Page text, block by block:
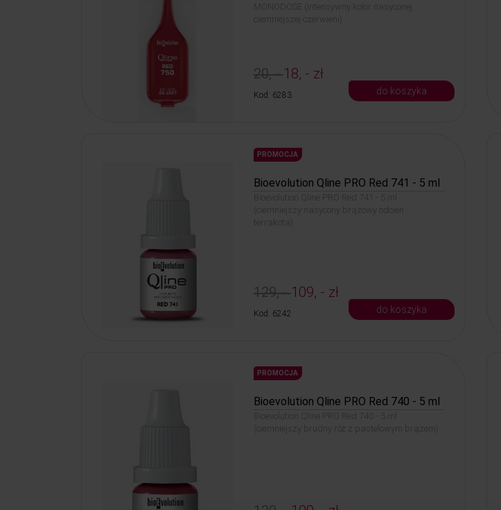
MONODOSE (intensywny kolor nasyconej
ciemniejszej czerwieni)
20, -18, - zł
Kod: 6283 do koszyka
PROMOCJA
Bioevolution Qline PRO Red 741 - 5 ml
Bioevolution Qline PRO Red 741 - 5 ml
(ciemniejszy nasycony brązowy odcień
terrakota)
129, -109, - zł
Kod: 6242 do koszyka
PROMOCJA
Bioevolution Qline PRO Red 740 - 5 ml
Bioevolution Qline PRO Red 740 - 5 ml
(ciemniejszy brudny róż z pastelowym brązem)